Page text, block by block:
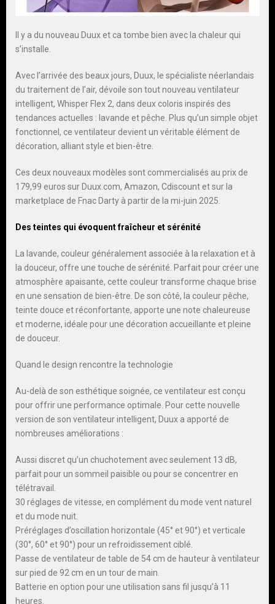
Il y a du nouveau Duux et ca tombe bien avec la chaleur qui
s’installe.
Avec l’arrivée des beaux jours, Duux, le spécialiste néerlandais
du traitement de l’air, dévoile son tout nouveau ventilateur
intelligent, Whisper Flex 2, dans deux coloris inspirés des
tendances actuelles : lavande et pêche. Plus qu’un simple objet
fonctionnel, ce ventilateur devient un véritable élément de
décoration, alliant style et bien-être.
Ces deux nouveaux modèles sont commercialisés au prix de
179,99 euros sur Duux.com, Amazon, Cdiscount et sur la
marketplace de Fnac Darty à partir de la mi-juin 2025.
Des teintes qui évoquent fraîcheur et sérénité
La lavande, couleur généralement associée à la relaxation et à
la douceur, offre une touche de sérénité. Parfait pour créer une
atmosphère apaisante, cette couleur transforme chaque brise
en une sensation de bien-être. De son côté, la couleur pêche,
teinte douce et réconfortante, apporte une note chaleureuse
et moderne, idéale pour une décoration accueillante et pleine
de douceur.
Quand le design rencontre la technologie
Au-delà de son esthétique soignée, ce ventilateur est conçu
pour offrir une performance optimale. Pour cette nouvelle
version de son ventilateur intelligent, Duux a apporté de
nombreuses améliorations :
Aussi discret qu’un chuchotement avec seulement 13 dB,
parfait pour un sommeil paisible ou pour se concentrer en
télétravail.
30 réglages de vitesse, en complément du mode vent naturel
et du mode nuit.
Préréglages d’oscillation horizontale (45° et 90°) et verticale
(30°, 60° et 90°) pour un refroidissement ciblé.
Passe de ventilateur de table de 54 cm de hauteur à ventilateur
sur pied de 92 cm en un tour de main.
Batterie en option pour une utilisation sans fil jusqu’à 11
heures.